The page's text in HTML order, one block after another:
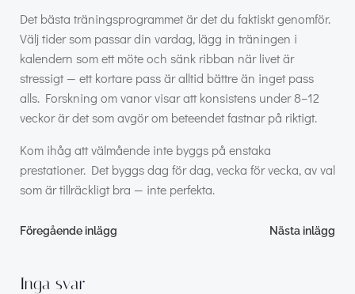
Det bästa träningsprogrammet är det du faktiskt genomför.
Välj tider som passar din vardag, lägg in träningen i
kalendern som ett möte och sänk ribban när livet är
stressigt — ett kortare pass är alltid bättre än inget pass
alls. Forskning om vanor visar att konsistens under 8–12
veckor är det som avgör om beteendet fastnar på riktigt.
Kom ihåg att välmående inte byggs på enstaka
prestationer. Det byggs dag för dag, vecka för vecka, av val
som är tillräckligt bra — inte perfekta.
Inläggsnavigering
Föregående inlägg Nästa inlägg
Inga svar